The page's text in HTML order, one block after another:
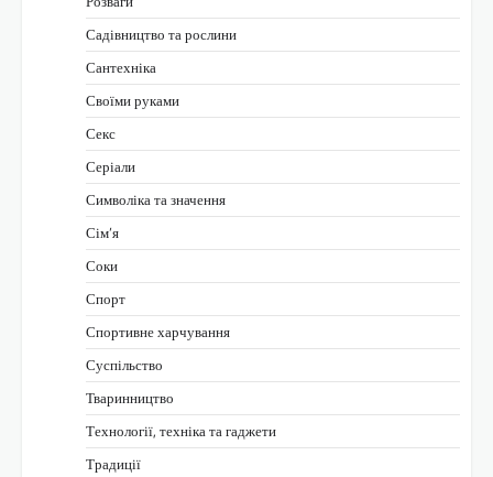
Садівництво та рослини
Сантехніка
Своїми руками
Секс
Серіали
Символіка та значення
Сім’я
Соки
Спорт
Спортивне харчування
Суспільство
Тваринництво
Технології, техніка та гаджети
Традиції